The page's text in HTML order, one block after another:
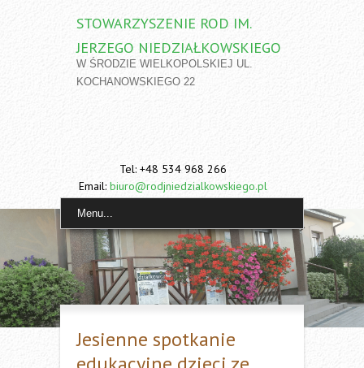
STOWARZYSZENIE ROD IM.
JERZEGO NIEDZIAŁKOWSKIEGO
W ŚRODZIE WIELKOPOLSKIEJ UL.
KOCHANOWSKIEGO 22
Tel: +48 534 968 266
Email: biuro@rodjniedzialkowskiego.pl
Menu...
Jesienne spotkanie